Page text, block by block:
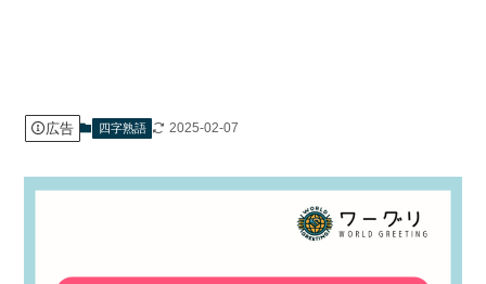
広告 四字熟語 2025-02-07